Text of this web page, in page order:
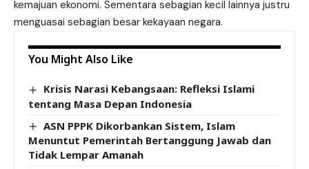
kemajuan ekonomi. Sementara sebagian kecil lainnya justru
menguasai sebagian besar kekayaan negara.
You Might Also Like
Krisis Narasi Kebangsaan: Refleksi Islami
tentang Masa Depan Indonesia
ASN PPPK Dikorbankan Sistem, Islam
Menuntut Pemerintah Bertanggung Jawab dan
Tidak Lempar Amanah